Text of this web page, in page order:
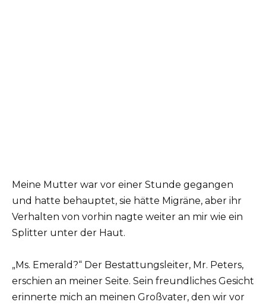
Meine Mutter war vor einer Stunde gegangen
und hatte behauptet, sie hätte Migräne, aber ihr
Verhalten von vorhin nagte weiter an mir wie ein
Splitter unter der Haut.
„Ms. Emerald?“ Der Bestattungsleiter, Mr. Peters,
erschien an meiner Seite. Sein freundliches Gesicht
erinnerte mich an meinen Großvater, den wir vor